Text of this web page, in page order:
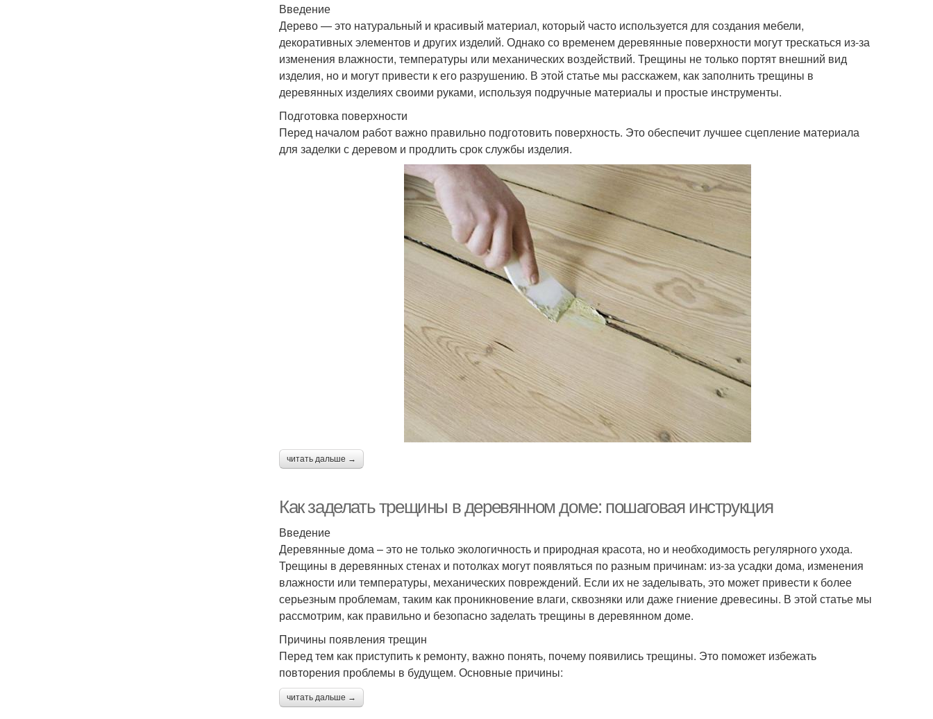
Введение
Дерево — это натуральный и красивый материал, который часто используется для создания мебели,
декоративных элементов и других изделий. Однако со временем деревянные поверхности могут трескаться из-за
изменения влажности, температуры или механических воздействий. Трещины не только портят внешний вид
изделия, но и могут привести к его разрушению. В этой статье мы расскажем, как заполнить трещины в
деревянных изделиях своими руками, используя подручные материалы и простые инструменты.
Подготовка поверхности
Перед началом работ важно правильно подготовить поверхность. Это обеспечит лучшее сцепление материала
для заделки с деревом и продлить срок службы изделия.
читать дальше →
Как заделать трещины в деревянном доме: пошаговая инструкция
Введение
Деревянные дома – это не только экологичность и природная красота, но и необходимость регулярного ухода.
Трещины в деревянных стенах и потолках могут появляться по разным причинам: из-за усадки дома, изменения
влажности или температуры, механических повреждений. Если их не заделывать, это может привести к более
серьезным проблемам, таким как проникновение влаги, сквозняки или даже гниение древесины. В этой статье мы
рассмотрим, как правильно и безопасно заделать трещины в деревянном доме.
Причины появления трещин
Перед тем как приступить к ремонту, важно понять, почему появились трещины. Это поможет избежать
повторения проблемы в будущем. Основные причины:
читать дальше →